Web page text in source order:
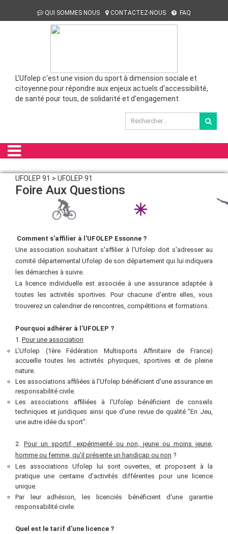
QUI SOMMES NOUS CONTACTEZ-NOUS FAQ
L'Ufolep c'est une vision du sport à dimension sociale et
citoyenne pour répondre aux enjeux actuels d'accessibilité,
de santé pour tous, de solidarité et d'engagement.
UFOLEP 91 > UFOLEP 91
Foire Aux Questions
Comment s'affilier à l'UFOLEP Essonne ?
Une association souhaitant s'affilier à l'Ufolep doit s'adresser au
comité départemental Ufolep de son département qui lui indiquera
les démarches à suivre.
La licence individuelle est associée à une assurance adaptée à
toutes les activités sportives. Pour chacune d'entre elles, vous
trouverez un calendrier de rencontres, compétitions et formations.
Pourquoi adhérer à l'UFOLEP ?
1. Pour une association
L’Ufolep (1ère Fédération Multisports Affinitaire de France)
accueille toutes les activités physiques, sportives et de pleine
nature.
Les associations affiliées à l'Ufolep bénéficient d'une assurance en
responsabilité civile.
Les associations affiliées à l'Ufolep bénéficient de conseils
techniques et juridiques ainsi que d'une revue de qualité "En Jeu,
une autre idée du sport".
2. Pour un sportif, expérimenté ou non, jeune ou moins jeune,
homme ou femme, qu'il présente un handicap ou non ?
Les associations Ufolep lui sont ouvertes, et proposent à la
pratique une centaine d’activités différentes pour une licence
unique.
Par leur adhésion, les licenciés bénéficient d'une garantie
responsabilité civile.
Quel est le tarif d'une licence ?